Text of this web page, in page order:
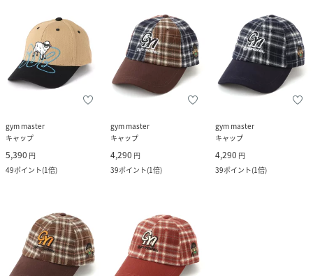
gym master
キャップ
5,390 円
49ポイント(1倍)
gym master
キャップ
4,290 円
39ポイント(1倍)
gym master
キャップ
4,290 円
39ポイント(1倍)